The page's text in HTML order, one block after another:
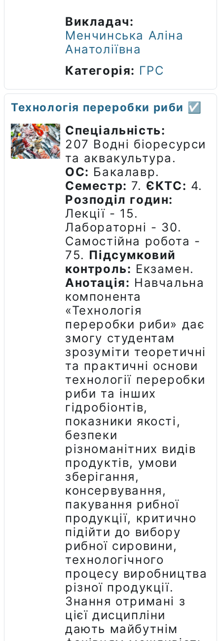
Викладач:
Менчинська Аліна
Анатоліївна
Категорія: ГРС
Технологія переробки риби ☑️
Спеціальність:
207 Водні біоресурси
та аквакультура.
ОС: Бакалавр.
Семестр: 7. ЄКТС: 4.
Розподіл годин:
Лекції - 15.
Лабораторні - 30.
Самостійна робота -
75. Підсумковий
контроль: Екзамен.
Анотація: Навчальна
компонента
«Технологія
переробки риби» дає
змогу студентам
зрозуміти теоретичні
та практичні основи
технології переробки
риби та інших
гідробіонтів,
показники якості,
безпеки
різноманітних видів
продуктів, умови
зберігання,
консервування,
пакування рибної
продукції, критично
підійти до вибору
рибної сировини,
технологічного
процесу виробництва
різної продукції.
Знання отримані з
цієї дисципліни
дають майбутнім